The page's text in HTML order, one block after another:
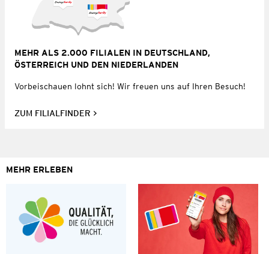
MEHR ALS 2.000 FILIALEN IN DEUTSCHLAND,
ÖSTERREICH UND DEN NIEDERLANDEN
Vorbeischauen lohnt sich! Wir freuen uns auf Ihren Besuch!
ZUM FILIALFINDER
MEHR ERLEBEN